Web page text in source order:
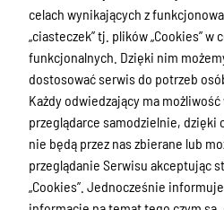
Urząd Miejski w Miłakowie
Gmina Miłakowo
Majątek i finanse
Zamówienia publiczne
Urząd Stanu Cywilnego
Ewidencja ludności, dowody
działalność gospodarcza
celach wynikających z
„ciasteczek” tj. plików „Cookies”
funkcjonalnych. Dzięki nim
dostosować serwis do potrzeb
Każdy odwiedzający ma możliwość
przeglądarce samodzielnie, dzięki
nie będą przez nas zbierane lub
przeglądanie Serwisu akceptując
„Cookies”. Jednocześnie